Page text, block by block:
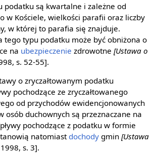
podatku są kwartalne i zależne od
w Kościele, wielkości parafii oraz liczby
w której to parafia się znajduje.
tego typu podatku może być obniżona o
na ubezpieczenie zdrowotne [Ustawa o
s. 52-55].
o zryczałtowanym podatku
pochodzące ze zryczałtowanego
od przychodów ewidencjonowanych
osób duchownych są przeznaczane na
pochodzące z podatku w formie
natomiast dochodygmin [Ustawa
1998, s. 3].